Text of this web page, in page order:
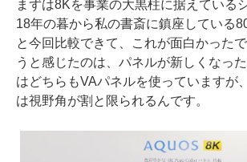
まずは8Kを事業の大黒柱に据えている
18年の暮から私の書斎に鎮座している
と今回比較できて、これが面白かった
うと感じたのは、パネルが新しくなっ
はどちらもVAパネルを使っていますが
は視野角が割と限られるんです。